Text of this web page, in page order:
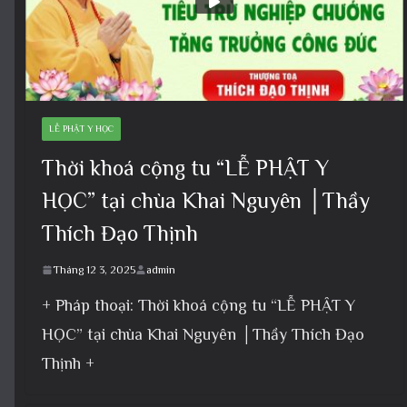
LỄ PHẬT Y HỌC
Thời khoá cộng tu “LỄ PHẬT Y
HỌC” tại chùa Khai Nguyên │Thầy
Thích Đạo Thịnh
Tháng 12 3, 2025 admin
+ Pháp thoại: Thời khoá cộng tu “LỄ PHẬT Y
HỌC” tại chùa Khai Nguyên │Thầy Thích Đạo
Thịnh +